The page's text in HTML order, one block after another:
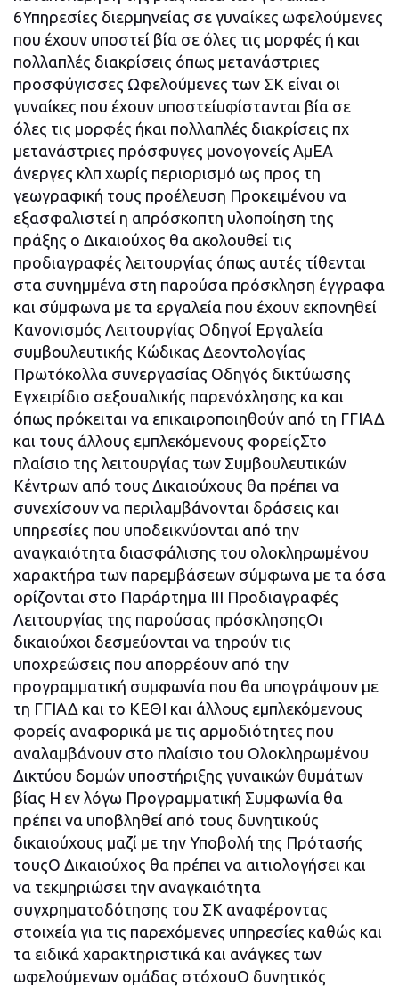
6Υπηρεσίες διερμηνείας σε γυναίκες ωφελούμενες
που έχουν υποστεί βία σε όλες τις μορφές ή και
πολλαπλές διακρίσεις όπως μετανάστριες
προσφύγισσες Ωφελούμενες των ΣΚ είναι οι
γυναίκες που έχουν υποστείυφίστανται βία σε
όλες τις μορφές ήκαι πολλαπλές διακρίσεις πχ
μετανάστριες πρόσφυγες μονογονείς ΑμΕΑ
άνεργες κλπ χωρίς περιορισμό ως προς τη
γεωγραφική τους προέλευση Προκειμένου να
εξασφαλιστεί η απρόσκοπτη υλοποίηση της
πράξης ο Δικαιούχος θα ακολουθεί τις
προδιαγραφές λειτουργίας όπως αυτές τίθενται
στα συνημμένα στη παρούσα πρόσκληση έγγραφα
και σύμφωνα με τα εργαλεία που έχουν εκπονηθεί
Κανονισμός Λειτουργίας Οδηγοί Εργαλεία
συμβουλευτικής Κώδικας Δεοντολογίας
Πρωτόκολλα συνεργασίας Οδηγός δικτύωσης
Εγχειρίδιο σεξουαλικής παρενόχλησης κα και
όπως πρόκειται να επικαιροποιηθούν από τη ΓΓΙΑΔ
και τους άλλους εμπλεκόμενους φορείςΣτο
πλαίσιο της λειτουργίας των Συμβουλευτικών
Κέντρων από τους Δικαιούχους θα πρέπει να
συνεχίσουν να περιλαμβάνονται δράσεις και
υπηρεσίες που υποδεικνύονται από την
αναγκαιότητα διασφάλισης του ολοκληρωμένου
χαρακτήρα των παρεμβάσεων σύμφωνα με τα όσα
ορίζονται στο Παράρτημα ΙΙΙ Προδιαγραφές
Λειτουργίας της παρούσας πρόσκλησηςΟι
δικαιούχοι δεσμεύονται να τηρούν τις
υποχρεώσεις που απορρέουν από την
προγραμματική συμφωνία που θα υπογράψουν με
τη ΓΓΙΑΔ και το ΚΕΘΙ και άλλους εμπλεκόμενους
φορείς αναφορικά με τις αρμοδιότητες που
αναλαμβάνουν στο πλαίσιο του Ολοκληρωμένου
Δικτύου δομών υποστήριξης γυναικών θυμάτων
βίας Η εν λόγω Προγραμματική Συμφωνία θα
πρέπει να υποβληθεί από τους δυνητικούς
δικαιούχους μαζί με την Υποβολή της Πρότασής
τουςΟ Δικαιούχος θα πρέπει να αιτιολογήσει και
να τεκμηριώσει την αναγκαιότητα
συγχρηματοδότησης του ΣΚ αναφέροντας
στοιχεία για τις παρεχόμενες υπηρεσίες καθώς και
τα ειδικά χαρακτηριστικά και ανάγκες των
ωφελούμενων ομάδας στόχουΟ δυνητικός